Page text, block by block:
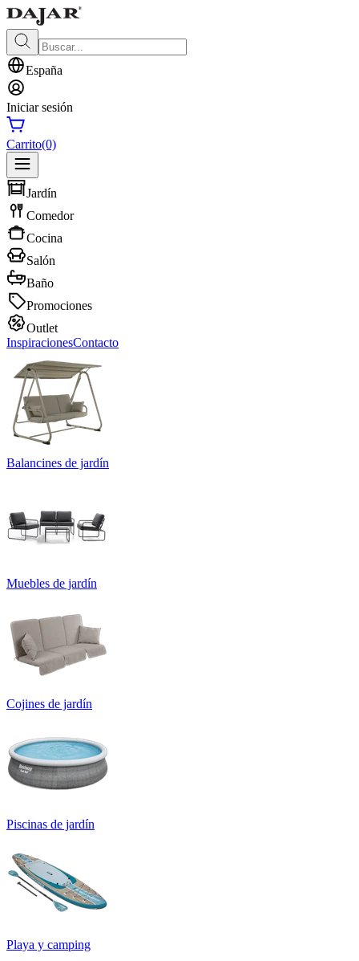
España
Iniciar sesión
Carrito(0)
Jardín
Comedor
Cocina
Salón
Baño
Promociones
Outlet
InspiracionesContacto
Balancines de jardín
Muebles de jardín
Cojines de jardín
Piscinas de jardín
Playa y camping